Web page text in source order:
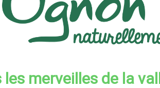
merveilles de la